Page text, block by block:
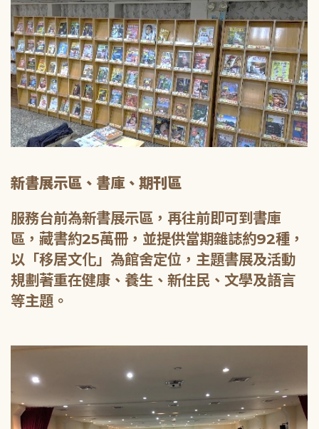
新書展示區、書庫、期刊區
服務台前為新書展示區，再往前即可到書庫
區，藏書約25萬冊，並提供當期雜誌約92種，
以「移居文化」為館舍定位，主題書展及活動
規劃著重在健康、養生、新住民、文學及語言
等主題。